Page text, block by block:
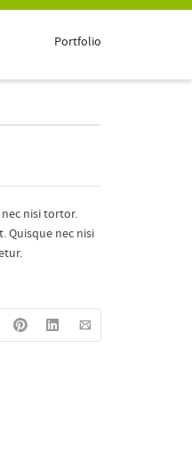
Portfolio
nisi tortor.
Quisque nec nisi